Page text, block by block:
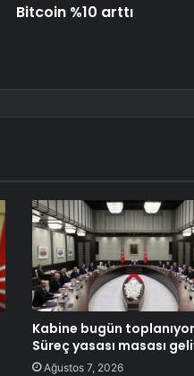
Bitcoin %10 arttı
Kabine bugün toplanıyor
Süreç yasası masası
Ağustos 7, 2026